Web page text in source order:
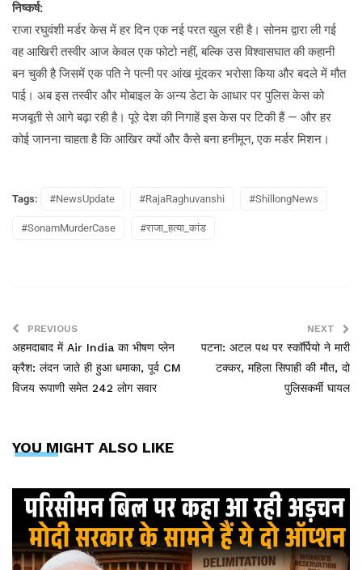
निष्कर्ष:
राजा रघुवंशी मर्डर केस में हर दिन एक नई परत खुल रही है। सोनम द्वारा ली गई
वह आखिरी तस्वीर आज केवल एक फोटो नहीं, बल्कि उस विश्वासघात की कहानी
बन चुकी है जिसमें एक पति ने पत्नी पर आंख मूंदकर भरोसा किया और बदले में मौत
पाई। अब इस तस्वीर और मोबाइल के अन्य डेटा के आधार पर पुलिस केस को
मजबूती से आगे बढ़ा रही है। पूरे देश की निगाहें इस केस पर टिकी हैं — और हर
कोई जानना चाहता है कि आखिर क्यों और कैसे बना हनीमून, एक मर्डर मिशन।
Tags: #NewsUpdate #RajaRaghuvanshi #ShillongNews
#SonamMurderCase #राजा_हत्या_कांड
PREVIOUS
अहमदाबाद में Air India का भीषण प्लेन
क्रैश: लंदन जाते ही हुआ धमाका, पूर्व CM
विजय रूपाणी समेत 242 लोग सवार
NEXT
पटना: अटल पथ पर स्कॉर्पियो ने मारी
टक्कर, महिला सिपाही की मौत, दो
पुलिसकर्मी घायल
YOU MIGHT ALSO LIKE